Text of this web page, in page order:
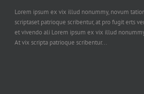
Lorem ipsum ex vix illud nonummy, novum
scriptaset patrioque scribentur, at pro fugit erts
et vivendo ali Lorem ipsum ex vix illud
At vix scripta patrioque scribentur...